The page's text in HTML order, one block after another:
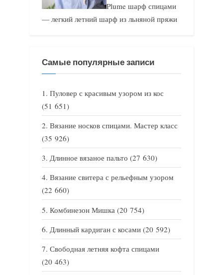
Plume шарф спицами
— легкий летний шарф из льняной пряжи
Самые популярные записи
Пуловер с красивым узором из кос
(51 651)
Вязание носков спицами. Мастер класс
(35 926)
Длинное вязаное пальто (27 630)
Вязание свитера с рельефным узором
(22 660)
Комбинезон Мишка (20 754)
Длинный кардиган с косами (20 592)
Свободная летняя кофта спицами
(20 463)